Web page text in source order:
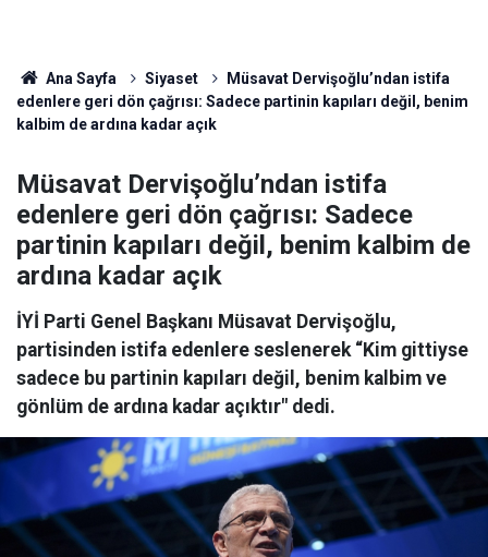
Ana Sayfa Siyaset
Müsavat Dervişoğlu’ndan istifa
edenlere geri dön çağrısı: Sadece partinin kapıları değil, benim
kalbim de ardına kadar açık
Müsavat Dervişoğlu’ndan istifa
edenlere geri dön çağrısı: Sadece
partinin kapıları değil, benim kalbim de
ardına kadar açık
İYİ Parti Genel Başkanı Müsavat Dervişoğlu,
partisinden istifa edenlere seslenerek “Kim gittiyse
sadece bu partinin kapıları değil, benim kalbim ve
gönlüm de ardına kadar açıktır" dedi.